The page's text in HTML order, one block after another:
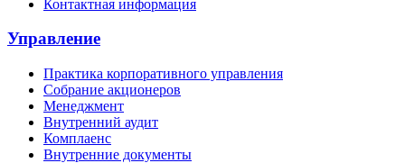
Контактная информация
Управление
Практика корпоративного управления
Собрание акционеров
Менеджмент
Внутренний аудит
Комплаенс
Внутренние документы